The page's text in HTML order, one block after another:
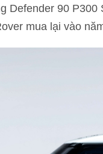
Defender 90 P300
mua lại vào